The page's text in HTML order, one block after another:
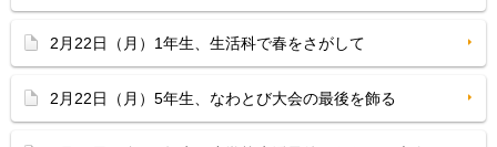
2月22日（月）1年生、生活科で春をさがして
2月22日（月）5年生、なわとび大会の最後を飾る